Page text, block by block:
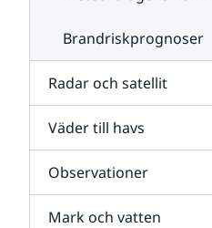
Brandriskprognoser
Radar och satellit
Väder till havs
Observationer
Mark och vatten